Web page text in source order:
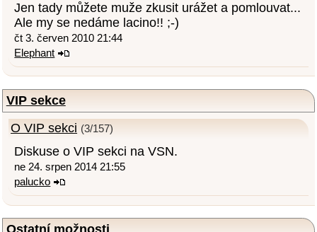
Jen tady můžete muže zkusit urážet a pomlouvat...
Ale my se nedáme lacino!! ;-)
čt 3. červen 2010 21:44
Elephant
VIP sekce
O VIP sekci (3/157)
Diskuse o VIP sekci na VSN.
ne 24. srpen 2014 21:55
palucko